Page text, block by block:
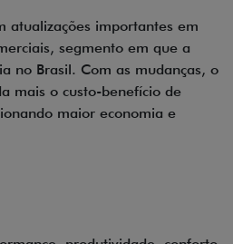
atualizações importantes em
segmento em que a
no Brasil. Com as mudanças, o
mais o custo-benefício de
maior economia e